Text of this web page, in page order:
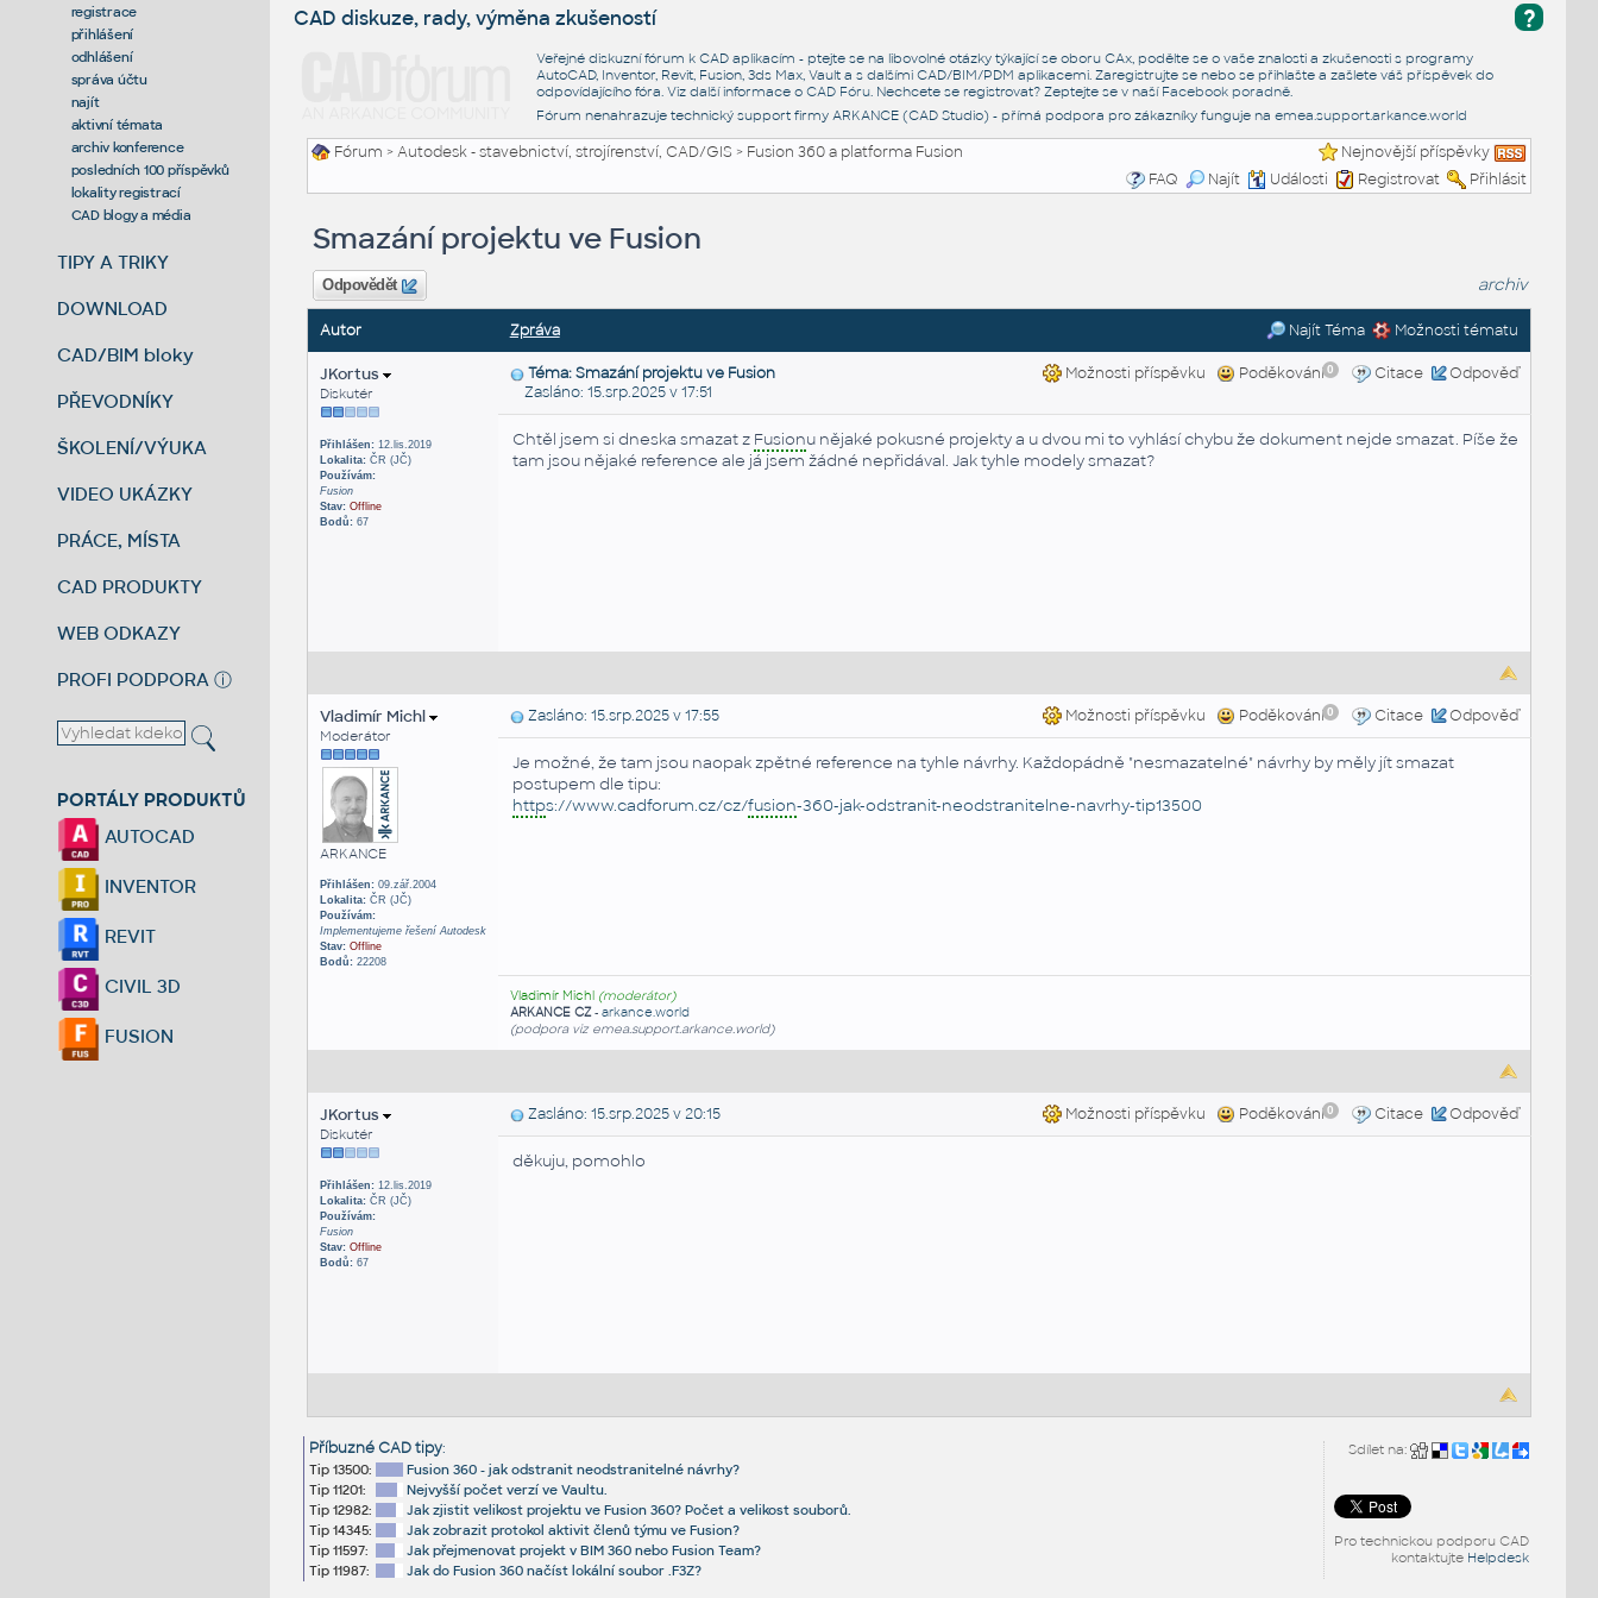
registrace
přihlášení
odhlášení
správa účtu
najít
aktivní témata
archiv konference
posledních 100 příspěvků
lokality registrací
CAD blogy a média
TIPY A TRIKY
DOWNLOAD
CAD/BIM bloky
PŘEVODNÍKY
ŠKOLENÍ/VÝUKA
VIDEO UKÁZKY
PRÁCE, MÍSTA
CAD PRODUKTY
WEB ODKAZY
PROFI PODPORA ⓘ
PORTÁLY PRODUKTŮ
AUTOCAD
INVENTOR
REVIT
CIVIL 3D
FUSION
?
CAD diskuze, rady, výměna zkušeností
Veřejné diskuzní fórum k CAD aplikacím - ptejte se na libovolné otázky týkající se oboru CAx, podělte se o vaše znalosti a zkušenosti s programy
AutoCAD, Inventor, Revit, Fusion, 3ds Max, Vault a s dalšími CAD/BIM/PDM aplikacemi. Zaregistrujte se nebo se přihlašte a zašlete váš příspěvek do
odpovídajícího fóra. Viz další informace o CAD Fóru. Nechcete se registrovat? Zeptejte se v naší Facebook poradně.
Fórum nenahrazuje technický support firmy ARKANCE (CAD Studio) - přímá podpora pro zákazníky funguje na emea.support.arkance.world
Fórum >Autodesk - stavebnictví, strojírenství, CAD/GIS> Fusion 360 a platforma Fusion
Nejnovější příspěvky
FAQ
Najít Události Registrovat Přihlásit
Smazání projektu ve Fusion
Odpovědět archiv
Autor Zpráva Najít Téma Možnosti tématu
JKortus
Diskutér
Přihlášen:12.lis.2019
Lokalita:ČR (JČ)
Používám:
Fusion
Stav: Offline
Bodů:67
Možnosti příspěvku Poděkování 0 Citace Odpověď
Téma: Smazání projektu ve Fusion
Zasláno: 15.srp.2025 v 17:51
Chtěl jsem si dneska smazat z Fusionu nějaké pokusné projekty a u dvou mi to vyhlásí chybu že dokument nejde smazat. Píše že
tam jsou nějaké reference ale já jsem žádné nepřidával. Jak tyhle modely smazat?
Vladimír Michl
Moderátor
ARKANCE
Přihlášen:09.zář.2004
Lokalita:ČR (JČ)
Používám:
Implementujeme řešení Autodesk
Stav: Offline
Bodů:22208
Možnosti příspěvku Poděkování 0 Citace Odpověď
Zasláno: 15.srp.2025 v 17:55
Je možné, že tam jsou naopak zpětné reference na tyhle návrhy. Každopádně "nesmazatelné" návrhy by měly jít smazat
postupem dle tipu:
https://www.cadforum.cz/cz/fusion-360-jak-odstranit-neodstranitelne-navrhy-tip13500
Vladimír Michl (moderátor)
ARKANCE CZ- arkance.world
(podpora viz emea.support.arkance.world)
JKortus
Diskutér
Přihlášen:12.lis.2019
Lokalita:ČR (JČ)
Používám:
Fusion
Stav: Offline
Bodů:67
Možnosti příspěvku Poděkování 0 Citace Odpověď
Zasláno: 15.srp.2025 v 20:15
děkuju, pomohlo
Sdílet na:
Pro technickou podporu CAD
kontaktujte Helpdesk
Příbuzné CAD tipy:
Tip 13500:
Fusion 360 - jak odstranit neodstranitelné návrhy?
Tip 11201:
Nejvyšší počet verzí ve Vaultu.
Tip 12982:
Jak zjistit velikost projektu ve Fusion 360? Počet a velikost souborů.
Tip 14345:
Jak zobrazit protokol aktivit členů týmu ve Fusion?
Tip 11597:
Jak přejmenovat projekt v BIM 360 nebo Fusion Team?
Tip 11987:
Jak do Fusion 360 načíst lokální soubor .F3Z?